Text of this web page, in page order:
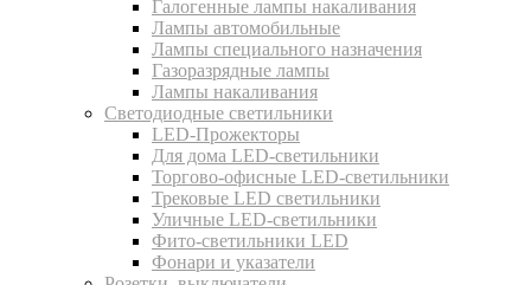
Галогенные лампы накаливания
Лампы автомобильные
Лампы специального назначения
Газоразрядные лампы
Лампы накаливания
Светодиодные светильники
LED-Прожекторы
Для дома LED-светильники
Торгово-офисные LED-светильники
Трековые LED светильники
Уличные LED-светильники
Фито-светильники LED
Фонари и указатели